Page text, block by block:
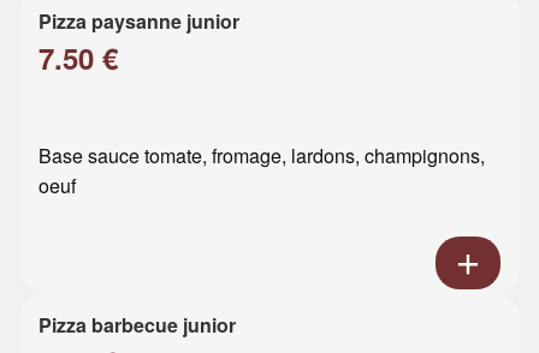
Pizza paysanne junior
7.50 €
Base sauce tomate, fromage, lardons, champignons,
oeuf
Pizza barbecue junior